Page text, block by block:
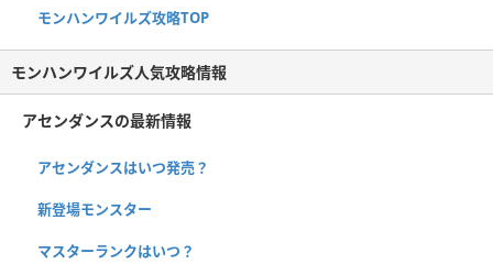
モンハンワイルズ攻略TOP
モンハンワイルズ人気攻略情報
アセンダンスの最新情報
アセンダンスはいつ発売？
新登場モンスター
マスターランクはいつ？